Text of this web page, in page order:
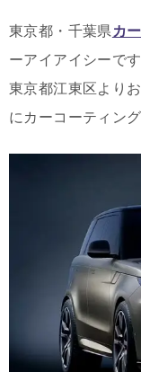
東京都・千葉県 カ
ーアイアイシーです
東京都江東区より
にカーコーティン